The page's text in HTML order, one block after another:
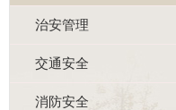
治安管理
交通安全
消防安全